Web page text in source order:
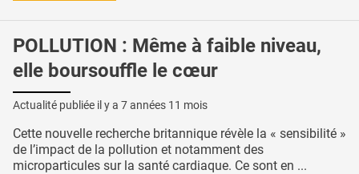
POLLUTION : Même à faible niveau,
elle boursouffle le cœur
Actualité publiée il y a 7 années 11 mois
Cette nouvelle recherche britannique révèle la « sensibilité »
de l’impact de la pollution et notamment des
microparticules sur la santé cardiaque. Ce sont en ...